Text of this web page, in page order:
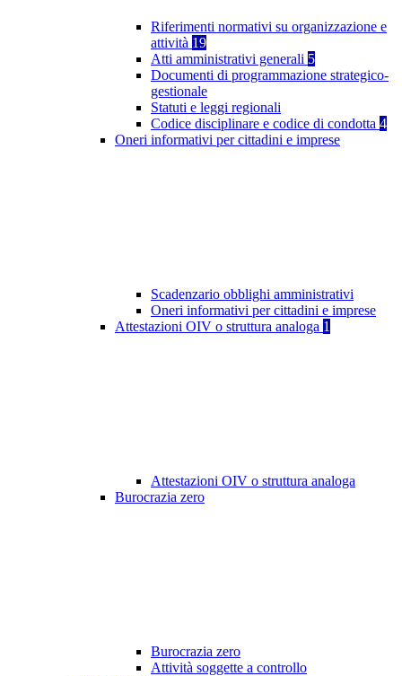
Riferimenti normativi su organizzazione e
attività 19
Atti amministrativi generali 5
Documenti di programmazione strategico-
gestionale
Statuti e leggi regionali
Codice disciplinare e codice di condotta 4
Oneri informativi per cittadini e imprese
Scadenzario obblighi amministrativi
Oneri informativi per cittadini e imprese
Attestazioni OIV o struttura analoga 1
Attestazioni OIV o struttura analoga
Burocrazia zero
Burocrazia zero
Attività soggette a controllo